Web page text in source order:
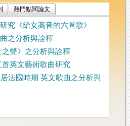
熱門點閱論文
究《給女高音的六首歌》
之分析與詮釋
之聲》之分析與詮釋
首英文藝術歌曲研究
法國時期 英文歌曲之分析與